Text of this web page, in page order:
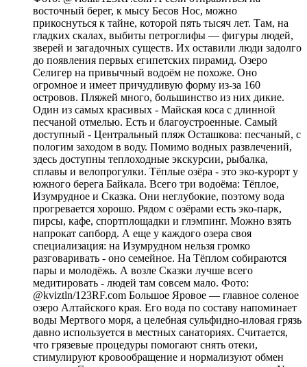
восточный берег, к мысу Бесов Нос, можно
прикоснуться к тайне, которой пять тысяч лет. Там, на
гладких скалах, выбиты петроглифы — фигуры людей,
зверей и загадочных существ. Их оставили люди задолго
до появления первых египетских пирамид. Озеро
Селигер на привычный водоём не похоже. Оно
огромное и имеет причудливую форму из-за 160
островов. Пляжей много, большинство из них дикие.
Один из самых красивых - Майская коса с длинной
песчаной отмелью. Есть и благоустроенные. Самый
доступный - Центральный пляж Осташкова: песчаный, с
пологим заходом в воду. Помимо водных развлечений,
здесь доступны теплоходные экскурсии, рыбалка,
сплавы и велопрогулки. Тёплые озёра - это эко-курорт у
южного берега Байкала. Всего три водоёма: Тёплое,
Изумрудное и Сказка. Они неглубокие, поэтому вода
прогревается хорошо. Рядом с озёрами есть эко-парк,
пирсы, кафе, спортплощадки и глэмпинг. Можно взять
напрокат сапборд. А еще у каждого озера своя
специализация: на Изумрудном нельзя громко
разговаривать - оно семейное. На Тёплом собираются
пары и молодёжь. А возле Сказки лучше всего
медитировать - людей там совсем мало. Фото:
@kviztln/123RF.com Большое Яровое — главное соленое
озеро Алтайского края. Его вода по составу напоминает
воды Мертвого моря, а целебная сульфидно-иловая грязь
давно используется в местных санаториях. Считается,
что грязевые процедуры помогают снять отеки,
стимулируют кровообращение и нормализуют обмен